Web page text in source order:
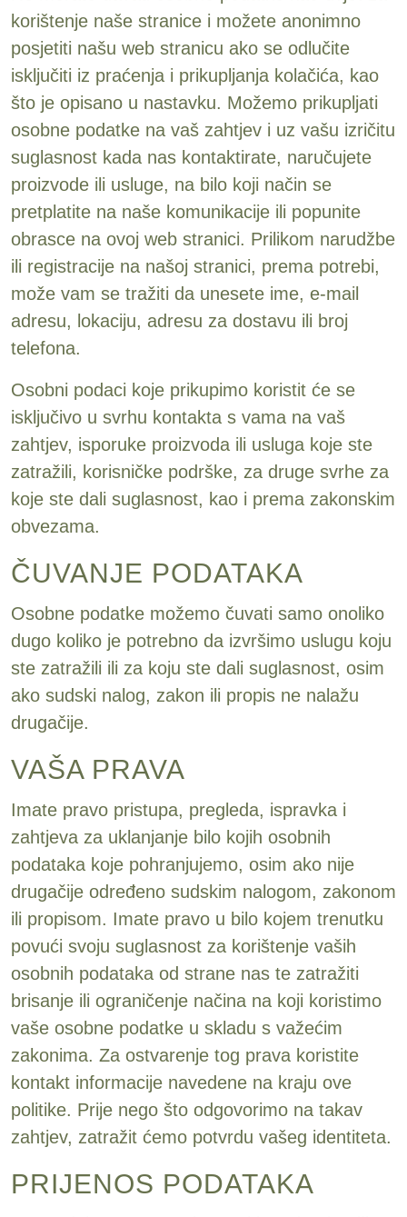
korištenje naše stranice i možete anonimno
posjetiti našu web stranicu ako se odlučite
isključiti iz praćenja i prikupljanja kolačića, kao
što je opisano u nastavku. Možemo prikupljati
osobne podatke na vaš zahtjev i uz vašu izričitu
suglasnost kada nas kontaktirate, naručujete
proizvode ili usluge, na bilo koji način se
pretplatite na naše komunikacije ili popunite
obrasce na ovoj web stranici. Prilikom narudžbe
ili registracije na našoj stranici, prema potrebi,
može vam se tražiti da unesete ime, e-mail
adresu, lokaciju, adresu za dostavu ili broj
telefona.
Osobni podaci koje prikupimo koristit će se
isključivo u svrhu kontakta s vama na vaš
zahtjev, isporuke proizvoda ili usluga koje ste
zatražili, korisničke podrške, za druge svrhe za
koje ste dali suglasnost, kao i prema zakonskim
obvezama.
ČUVANJE PODATAKA
Osobne podatke možemo čuvati samo onoliko
dugo koliko je potrebno da izvršimo uslugu koju
ste zatražili ili za koju ste dali suglasnost, osim
ako sudski nalog, zakon ili propis ne nalažu
drugačije.
VAŠA PRAVA
Imate pravo pristupa, pregleda, ispravka i
zahtjeva za uklanjanje bilo kojih osobnih
podataka koje pohranjujemo, osim ako nije
drugačije određeno sudskim nalogom, zakonom
ili propisom. Imate pravo u bilo kojem trenutku
povući svoju suglasnost za korištenje vaših
osobnih podataka od strane nas te zatražiti
brisanje ili ograničenje načina na koji koristimo
vaše osobne podatke u skladu s važećim
zakonima. Za ostvarenje tog prava koristite
kontakt informacije navedene na kraju ove
politike. Prije nego što odgovorimo na takav
zahtjev, zatražit ćemo potvrdu vašeg identiteta.
PRIJENOS PODATAKA